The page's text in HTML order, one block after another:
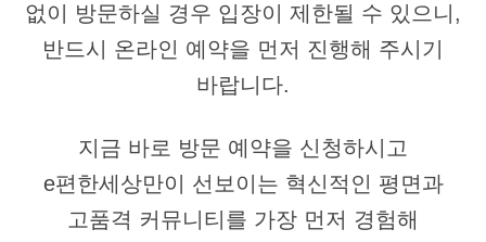
없이 방문하실 경우 입장이 제한될 수 있으니,
반드시 온라인 예약을 먼저 진행해 주시기
바랍니다.
지금 바로 방문 예약을 신청하시고
e편한세상만이 선보이는 혁신적인 평면과
고품격 커뮤니티를 가장 먼저 경험해